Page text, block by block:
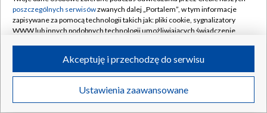
Rada Programowa
System NOS
Informacje o nadawcy
Program dla prasy
Ogłoszenie przetargowe
Kontakt
Kanały
©2026 Telewizja Polska S.A. w likwidacji
poszczególnych serwisówzwanych dalej „Portalem”, w tym informacje
zapisywane za pomocą technologii takich jak: pliki cookie, sygnalizatory
WWW lub innych podobnych technologii umożliwiających świadczenie
ruchu w Internecie.
Twoje dane osobowe zbierane podczas odwiedzania przez Ciebie
poszczególnych serwisówna Portalu, takie jak adresy IP, identyfikatory
Ustawienia zaawansowane
Akceptuję i przechodzę do serwisu